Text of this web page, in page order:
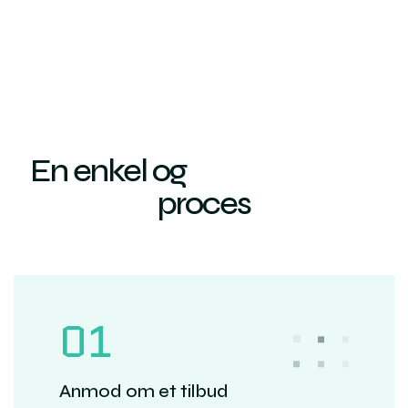
En enkel og
proces
01
Anmod om et tilbud